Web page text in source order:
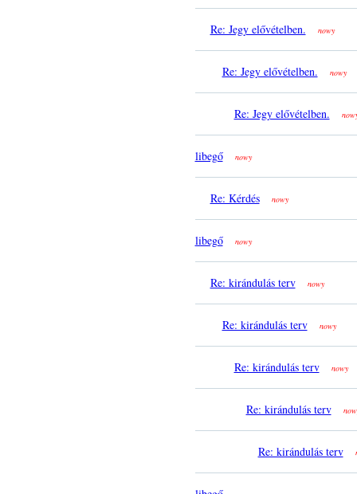
Re: Jegy elővételben. nowy
Re: Jegy elővételben. nowy
Re: Jegy elővételben.
libegő nowy
Re: Kérdés nowy
libegő nowy
Re: kirándulás terv nowy
Re: kirándulás terv nowy
Re: kirándulás terv nowy
Re: kirándulás terv
Re: kirándulás terv